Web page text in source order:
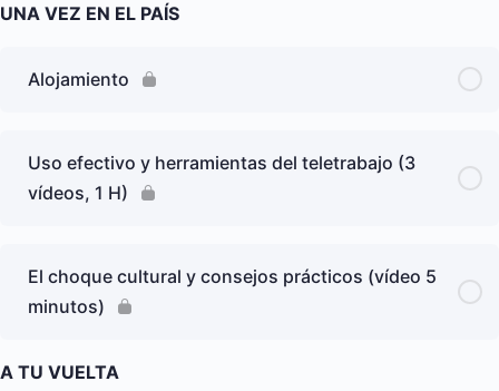
UNA VEZ EN EL PAÍS
Alojamiento
Uso efectivo y herramientas del teletrabajo (3
vídeos, 1 H)
El choque cultural y consejos prácticos (vídeo 5
minutos)
A TU VUELTA